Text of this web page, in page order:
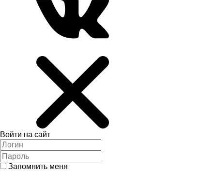
Войти на сайт
Запомнить меня